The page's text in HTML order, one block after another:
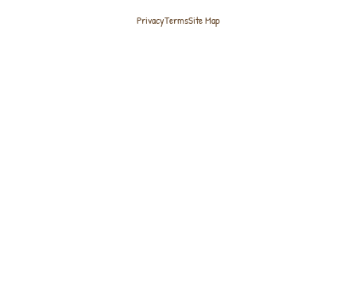
PrivacyTermsSite Map